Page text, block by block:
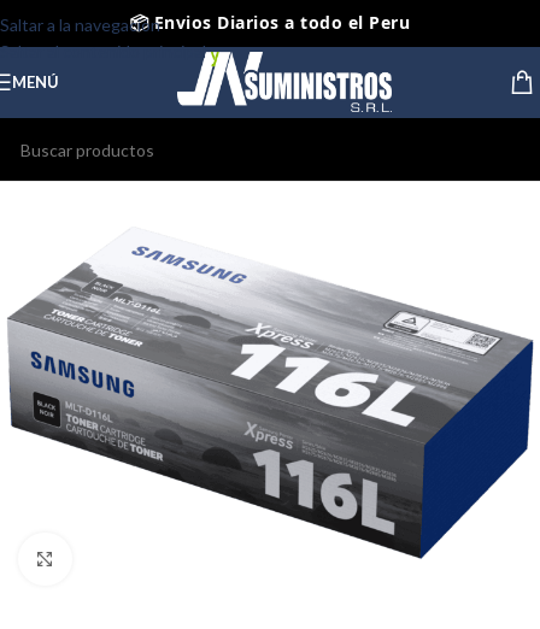
Saltar a la navegación
Saltar al contenido principal
📦 Envios Diarios a todo el Peru
🤝 Pago contra entrega Lima y Callao
⭐ Productos Originales y Nuevos
MENÚ